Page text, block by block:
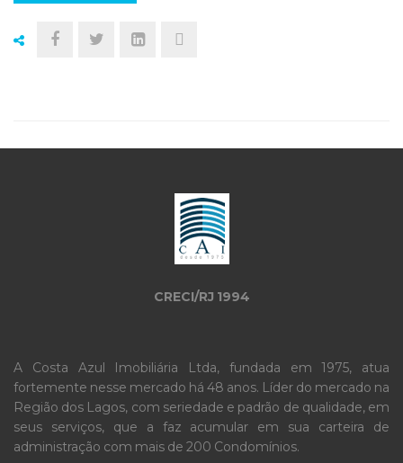
CRECI/RJ 1994
A Costa Azul Imobiliária Ltda, fundada em 1975, atua
fortemente nesse mercado há 48 anos. Líder do mercado na
Região dos Lagos, com seriedade e padrão de qualidade, em
seus serviços, que a faz acumular em sua carteira de
administração com mais de 200 Condomínios.